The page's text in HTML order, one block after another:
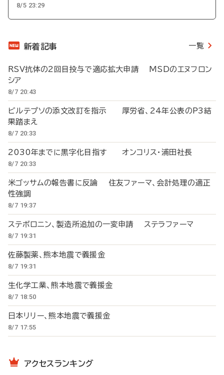
8/5 23:29
新着記事 一覧
RSV抗体の2回目投与で適応拡大申請 MSDのエヌフロン
シア
8/7 20:43
ビルテプソの添文改訂を指示 厚労省、24年公表のP3結
果踏まえ
8/7 20:33
2030年までに黒字化目指す オンコリス・浦田社長
8/7 20:33
米ゴッサムの報告書に反論 住友ファーマ、会計処理の適正
性強調
8/7 19:37
ステボロニン、製造所追加の一変申請 ステラファーマ
8/7 19:31
佐藤製薬、熊本地震で義援金
8/7 19:31
生化学工業、熊本地震で義援金
8/7 18:50
日本リリー、熊本地震で義援金
8/7 17:55
アクセスランキング